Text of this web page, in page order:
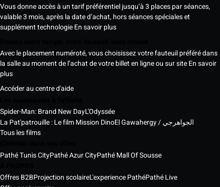
Vous donne accès à un tarif préférentiel jusqu’à 3 places par séances,
valable 3 mois, après la date d’achat, hors séances spéciales et
supplément technologieEn savoir plus
Avec le placement numéroté, vous choisissez votre fauteuil préféré dans
la salle au moment de l’achat de votre billet en ligne ou sur siteEn savoir
plus
Accéder au centre d'aide
Spider-Man: Brand New DayL'Odyssée
La Pat'patrouille : Le film Mission Dino
El Gawahergy / الجواهرجي
Tous les films
Pathé Tunis CityPathé Azur CityPathé Mall Of Sousse
Offres B2BProjection scolaireL'experience PathéPathé Live